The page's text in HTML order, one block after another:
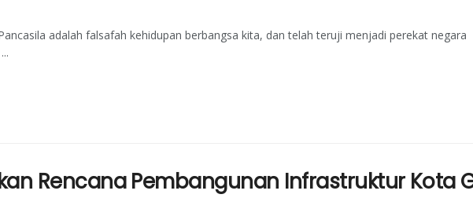
adalah falsafah kehidupan berbangsa kita, dan telah teruji menjadi perekat negara
Rencana Pembangunan Infrastruktur Kota